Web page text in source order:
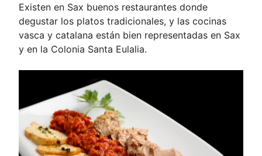
Existen en Sax buenos restaurantes donde
degustar los platos tradicionales, y las cocinas
vasca y catalana están bien representadas en Sax
y en la Colonia Santa Eulalia.